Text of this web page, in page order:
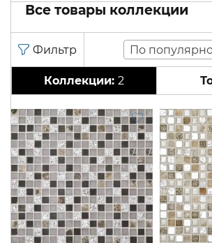
Все товары коллекции
По
2